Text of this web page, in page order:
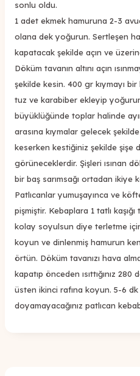
sonlu oldu.
1 adet ekmek hamuruna 2-3
olana dek yoğurun. Sertleşen
kapatacak şekilde açın ve
Döküm tavanın altını açın
şekilde kesin. 400 gr kıymayı bir
tuz ve karabiber ekleyip
büyüklüğünde toplar halinde
arasına kıymalar gelecek
keserken kestiğiniz şekilde şişe
görüneceklerdir. Şişleri ısınan
bir baş sarımsağı ortadan ikiye
Patlıcanlar yumuşayınca ve
pişmiştir. Kebaplara 1 tatlı
kolay soyulsun diye terletme
koyun ve dinlenmiş hamurun
örtün. Döküm tavanızı hava
kapatıp önceden ısıttığınız 280
üsten ikinci rafına koyun. 5-6
doyamayacağınız patlıcan